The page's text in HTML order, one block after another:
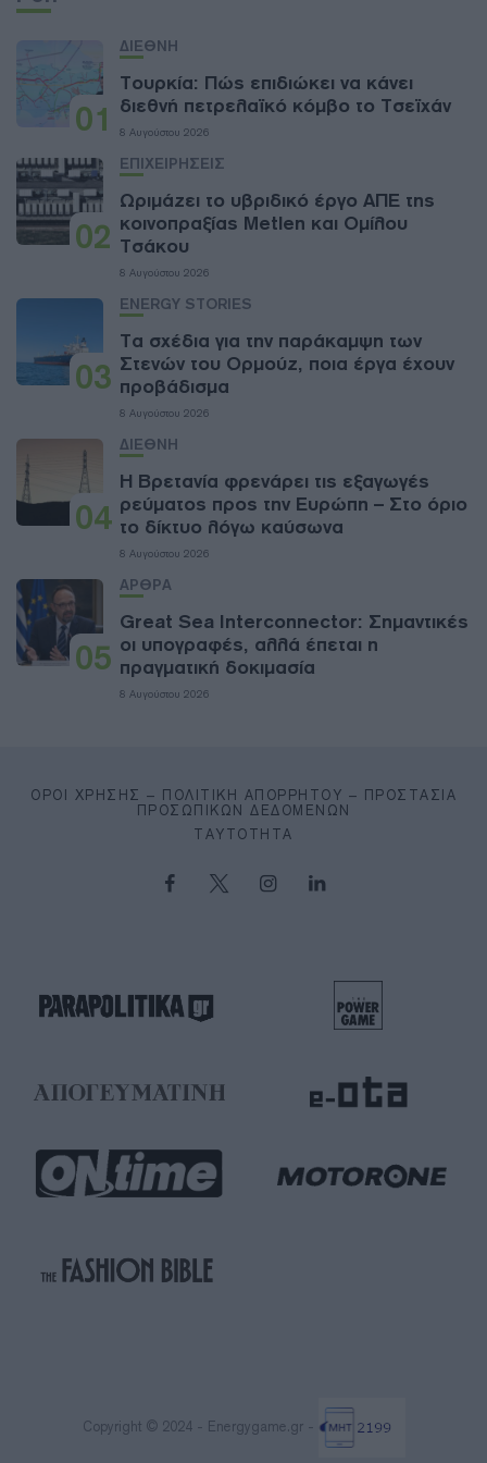
01
ΔΙΕΘΝΗ
Τουρκία: Πώς επιδιώκει να κάνει
διεθνή πετρελαϊκό κόμβο το Τσεϊχάν
8 Αυγούστου 2026
02
ΕΠΙΧΕΙΡΗΣΕΙΣ
Ωριμάζει το υβριδικό έργο ΑΠΕ της
κοινοπραξίας Metlen και Ομίλου
Τσάκου
8 Αυγούστου 2026
03
ENERGY STORIES
Τα σχέδια για την παράκαμψη των
Στενών του Ορμούζ, ποια έργα έχουν
προβάδισμα
8 Αυγούστου 2026
04
ΔΙΕΘΝΗ
Η Βρετανία φρενάρει τις εξαγωγές
ρεύματος προς την Ευρώπη – Στο όριο
το δίκτυο λόγω καύσωνα
8 Αυγούστου 2026
05
ΑΡΘΡΑ
Great Sea Interconnector: Σημαντικές
οι υπογραφές, αλλά έπεται η
πραγματική δοκιμασία
8 Αυγούστου 2026
ΌΡΟΙ ΧΡΉΣΗΣ – ΠΟΛΙΤΙΚΉ ΑΠΟΡΡΉΤΟΥ – ΠΡΟΣΤΑΣΊΑ
ΠΡΟΣΩΠΙΚΏΝ ΔΕΔΟΜΈΝΩΝ
ΤΑΥΤΌΤΗΤΑ
Copyright © 2024 - Energygame.gr -